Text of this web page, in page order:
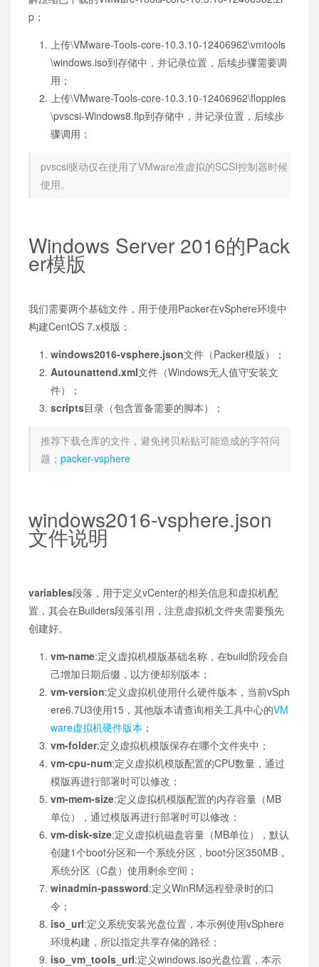
p；
上传\VMware-Tools-core-10.3.10-12406962\vmtools
\windows.iso到存储中，并记录位置，后续步骤需要调
用；
上传\VMware-Tools-core-10.3.10-12406962\floppies
\pvscsi-Windows8.flp到存储中，并记录位置，后续步
骤调用；
pvscsi驱动仅在使用了VMware准虚拟的SCSI控制器时候
使用。
Windows Server 2016的Pack
er模版
我们需要两个基础文件，用于使用Packer在vSphere环境中
构建CentOS 7.x模版：
windows2016-vsphere.json文件（Packer模版）；
Autounattend.xml文件（Windows无人值守安装文
件）；
scripts目录（包含置备需要的脚本）；
推荐下载仓库的文件，避免拷贝粘贴可能造成的字符问
题；packer-vsphere
windows2016-vsphere.json
文件说明
variables段落，用于定义vCenter的相关信息和虚拟机配
置，其会在Builders段落引用，注意虚拟机文件夹需要预先
创建好。
vm-name:定义虚拟机模版基础名称，在build阶段会自
己增加日期后缀，以方便却别版本；
vm-version:定义虚拟机使用什么硬件版本，当前vSph
ere6.7U3使用15，其他版本请查询相关工具中心的VM
ware虚拟机硬件版本 ；
vm-folder:定义虚拟机模版保存在哪个文件夹中；
vm-cpu-num:定义虚拟机模版配置的CPU数量，通过
模版再进行部署时可以修改；
vm-mem-size:定义虚拟机模版配置的内存容量（MB
单位），通过模版再进行部署时可以修改；
vm-disk-size:定义虚拟机磁盘容量（MB单位），默认
创建1个boot分区和一个系统分区，boot分区350MB，
系统分区（C盘）使用剩余空间；
winadmin-password:定义WinRM远程登录时的口
令；
iso_url:定义系统安装光盘位置，本示例使用vSphere
环境构建，所以指定共享存储的路径；
iso_vm_tools_url:定义windows.iso光盘位置，本示